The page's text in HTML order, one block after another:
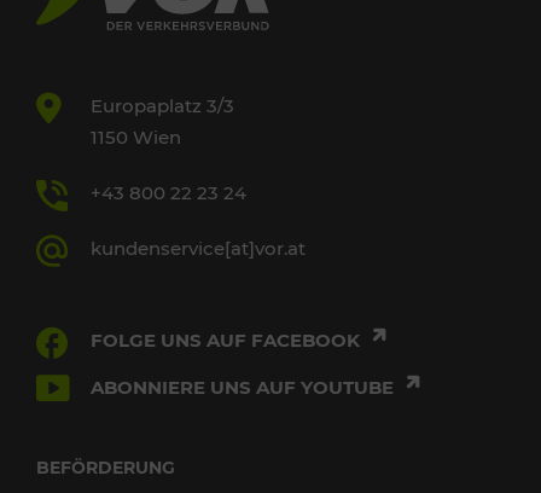
Europaplatz 3/3
1150 Wien
+43 800 22 23 24
kundenservice[at]vor.at
FOLGE UNS AUF FACEBOOK
ABONNIERE UNS AUF YOUTUBE
BEFÖRDERUNG